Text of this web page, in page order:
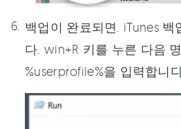
백업이 완료되면. iTunes 백
다. win+R 키를 누른 다음
%userprofile%을 입력합니